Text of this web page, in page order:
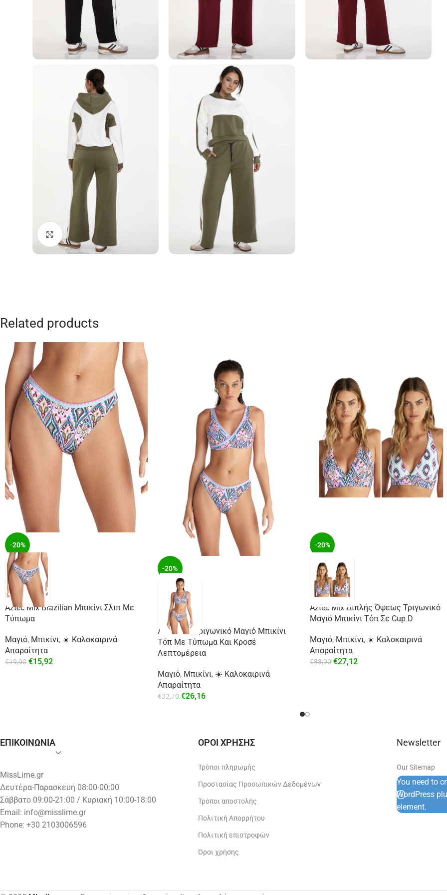
Click to enlarge
Related products
-20%
Aztec Mix Brazilian Μπικίνι Σλιπ Με
Τύπωμα
Μαγιό, Μπικίνι, ☀️ Καλοκαιρινά
Απαραίτητα
€19,90 €15,92
-20%
Aztec Mix Τριγωνικό Μαγιό Μπικίνι
Τόπ Με Τύπωμα Και Κροσέ
Λεπτομέρεια
Μαγιό, Μπικίνι, ☀️ Καλοκαιρινά
Απαραίτητα
€32,70 €26,16
-20%
Aztec Mix Διπλής Όψεως Τριγωνικό
Μαγιό Μπικίνι Τόπ Σε Cup D
Μαγιό, Μπικίνι, ☀️ Καλοκαιρινά
Απαραίτητα
€33,90 €27,12
ΕΠΙΚΟΙΝΩΝΙΑ
MissLime.gr
Δευτέρα-Παρασκευή 08:00-00:00
Σάββατο 09:00-21:00 / Κυριακή 10:00-18:00
Email: info@misslime.gr
Phone: +30 2103006596
ΟΡΟΙ ΧΡΗΣΗΣ
Τρόποι πληρωμής
Προστασίας Προσωπικών Δεδομένων
Τρόποι αποστολής
Πολιτική Απορρήτου
Πολιτική επιστροφών
Όροι χρήσης
Newsletter
Our Sitemap
You need to
WordPress
element.